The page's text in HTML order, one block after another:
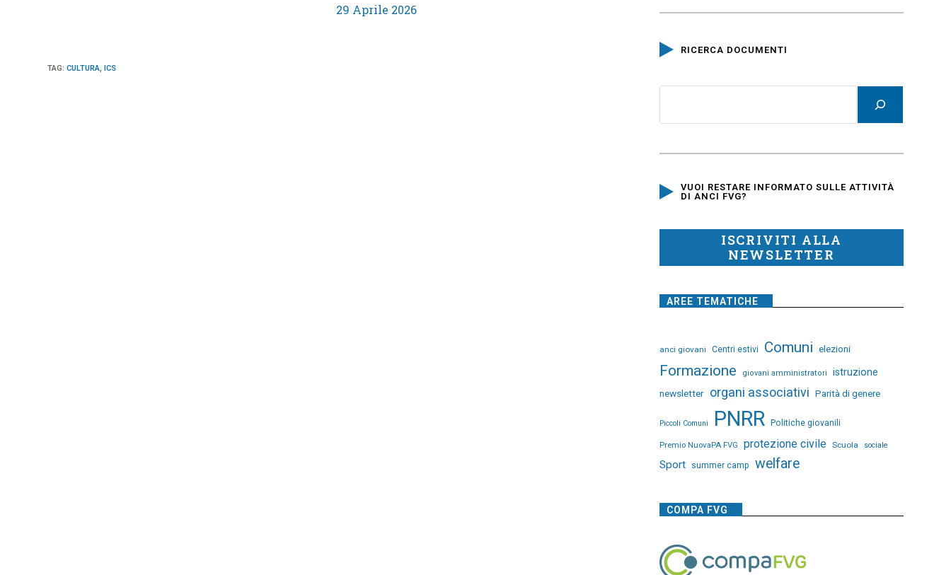
29 Aprile 2026
TAG:CULTURA, ICS
RICERCA DOCUMENTI
VUOI RESTARE INFORMATO SULLE ATTIVITÀ
DI ANCI FVG?
ISCRIVITI ALLA
NEWSLETTER
AREE TEMATICHE
anci giovani Centri estivi Comuni elezioni
Formazione giovani amministratori
istruzione
newsletter organi associativi Parità di genere
Piccoli Comuni PNRR Politiche giovanili
Premio NuovaPA FVG protezione civile Scuola sociale
Sport summer camp welfare
COMPA FVG